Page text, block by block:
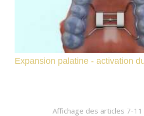
Expansion palatine - activation
Affichage des articles 7-11